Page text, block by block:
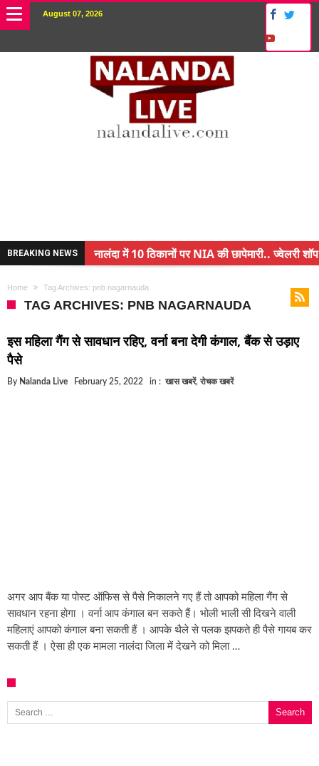
August 07, 2026
BREAKING NEWS
नालंदा में 10 ठिकानों पर NIA की छापेमारी.. ज्वेलरी शॉप
अंचल पदाधिकारी (CO) बर्खास्त.. फर्जीवाड़ा कर पाई थी
बिहार में एक और सिक्स लेन की मंजूरी.. जानिए किन-किन
क्रिकेटर ईशान किशन की शादी फिक्स, गर्लफ्रेंड से होगी
Home Tag Archives: pnb nagarnauda
TAG ARCHIVES: PNB NAGARNAUDA
इस महिला गैंग से सावधान रहिए, वर्ना बना देगी कंगाल, बैंक से उड़ाए
पैसे
By Nalanda Live February 25, 2022 in : खास खबरें, रोचक खबरें
अगर आप बैंक या पोस्ट ऑफिस से पैसे निकालने गए हैं तो आपको महिला गैंग से
सावधान रहना होगा । वर्ना आप कंगाल बन सकते हैं। भोली भाली सी दिखने वाली
महिलाएं आपको कंगाल बना सकती हैं । आपके थैले से पलक झपकते ही पैसे गायब कर
सकती हैं । ऐसा ही एक मामला नालंदा जिला में देखने को मिला …
Search for: